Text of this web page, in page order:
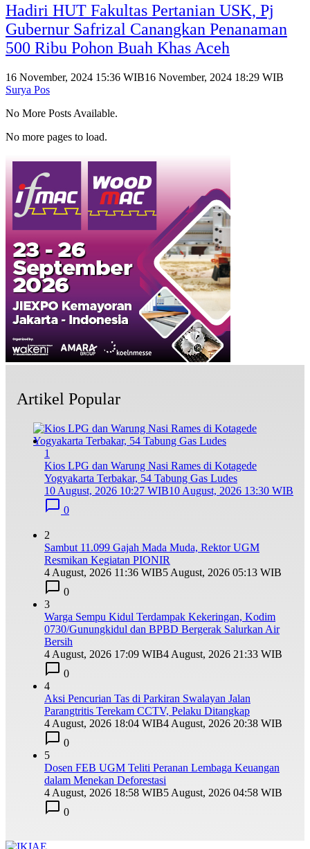
Hadiri HUT Fakultas Pertanian USK, Pj
Gubernur Safrizal Canangkan Penanaman
500 Ribu Pohon Buah Khas Aceh
16 November, 2024 15:36 WIB16 November, 2024 18:29 WIB
Surya Pos
No More Posts Available.
No more pages to load.
Artikel Popular
1
Kios LPG dan Warung Nasi Rames di Kotagede
Yogyakarta Terbakar, 54 Tabung Gas Ludes
10 August, 2026 10:27 WIB10 August, 2026 13:30 WIB
0
2
Sambut 11.099 Gajah Mada Muda, Rektor UGM
Resmikan Kegiatan PIONIR
4 August, 2026 11:36 WIB5 August, 2026 05:13 WIB
0
3
Warga Sempu Kidul Terdampak Kekeringan, Kodim
0730/Gunungkidul dan BPBD Bergerak Salurkan Air
Bersih
4 August, 2026 17:09 WIB4 August, 2026 21:33 WIB
0
4
Aksi Pencurian Tas di Parkiran Swalayan Jalan
Parangtritis Terekam CCTV, Pelaku Ditangkap
4 August, 2026 18:04 WIB4 August, 2026 20:38 WIB
0
5
Dosen FEB UGM Teliti Peranan Lembaga Keuangan
dalam Menekan Deforestasi
4 August, 2026 18:58 WIB5 August, 2026 04:58 WIB
0